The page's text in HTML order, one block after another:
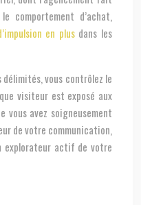
d’achat,
en plusdans les
vous contrôlez le
visiteur est exposé aux
vous avez soigneusement
de votre communication,
actif de votre